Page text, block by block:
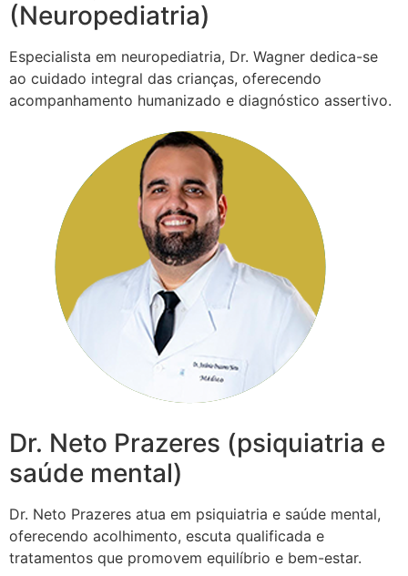
(Neuropediatria)
Especialista em neuropediatria, Dr. Wagner dedica-se
ao cuidado integral das crianças, oferecendo
acompanhamento humanizado e diagnóstico assertivo.
Dr. Neto Prazeres (psiquiatria e
saúde mental)
Dr. Neto Prazeres atua em psiquiatria e saúde mental,
oferecendo acolhimento, escuta qualificada e
tratamentos que promovem equilíbrio e bem-estar.